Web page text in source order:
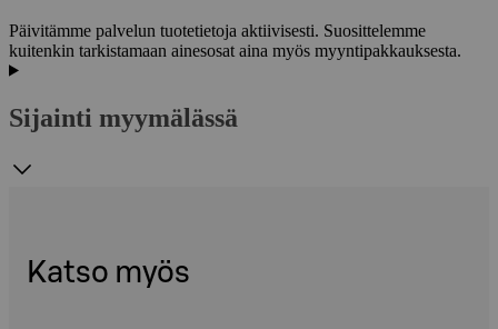
Päivitämme palvelun tuotetietoja aktiivisesti. Suosittelemme
kuitenkin tarkistamaan ainesosat aina myös myyntipakkauksesta.
Sijainti myymälässä
Katso myös